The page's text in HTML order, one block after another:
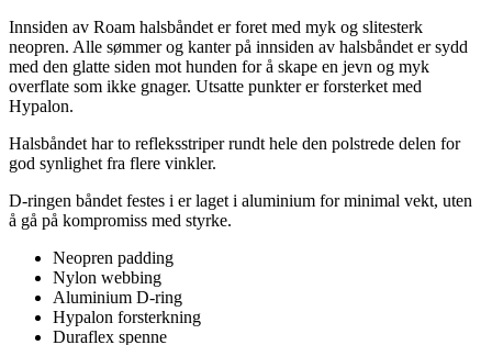
Innsiden av Roam halsbåndet er foret med myk og slitesterk
neopren. Alle sømmer og kanter på innsiden av halsbåndet er sydd
med den glatte siden mot hunden for å skape en jevn og myk
overflate som ikke gnager. Utsatte punkter er forsterket med
Hypalon.
Halsbåndet har to refleksstriper rundt hele den polstrede delen for
god synlighet fra flere vinkler.
D-ringen båndet festes i er laget i aluminium for minimal vekt, uten
å gå på kompromiss med styrke.
Neopren padding
Nylon webbing
Aluminium D-ring
Hypalon forsterkning
Duraflex spenne